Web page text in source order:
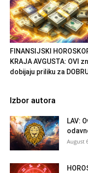
FINANSIJSKI
KRAJA AVGUSTA: OVI
dobijaju priliku za
Izbor autora
LAV:
August